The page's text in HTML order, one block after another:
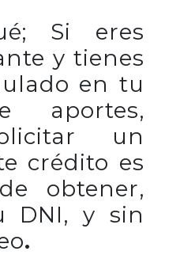
Si eres
y tienes
en tu
aportes,
un
crédito es
obtener,
DNI, y sin
.